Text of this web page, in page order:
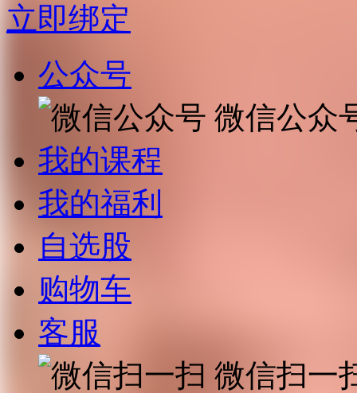
立即绑定
公众号
微信公众
我的课程
我的福利
自选股
购物车
客服
微信扫一